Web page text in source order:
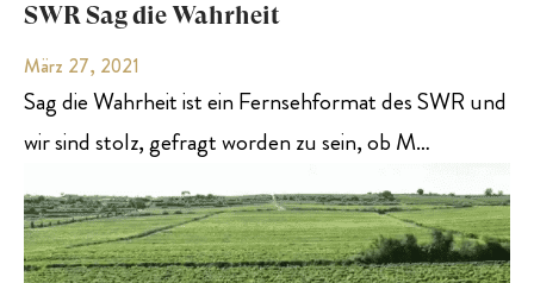
SWR Sag die Wahrheit
März 27, 2021
Sag die Wahrheit ist ein Fernsehformat des SWR und
wir sind stolz, gefragt worden zu sein, ob M…